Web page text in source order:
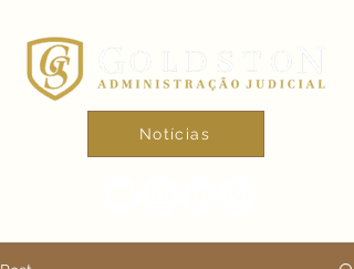
Notícias